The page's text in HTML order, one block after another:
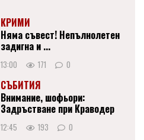
КРИМИ
Няма съвест! Непълнолетен
задигна и ...
13:00 171 0
СЪБИТИЯ
Внимание, шофьори:
Задръстване при Краводер
12:45 193 0